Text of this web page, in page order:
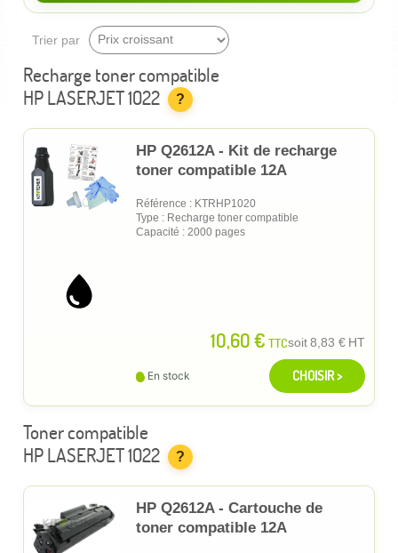
Trier par
Recharge toner compatible
HP LASERJET 1022
?
HP Q2612A - Kit de recharge
toner compatible 12A
Référence : KTRHP1020
Type : Recharge toner compatible
Capacité : 2000 pages
10,60 € TTCsoit8,83 € HT
En stock CHOISIR >
Toner compatible
HP LASERJET 1022
?
HP Q2612A - Cartouche de
toner compatible 12A